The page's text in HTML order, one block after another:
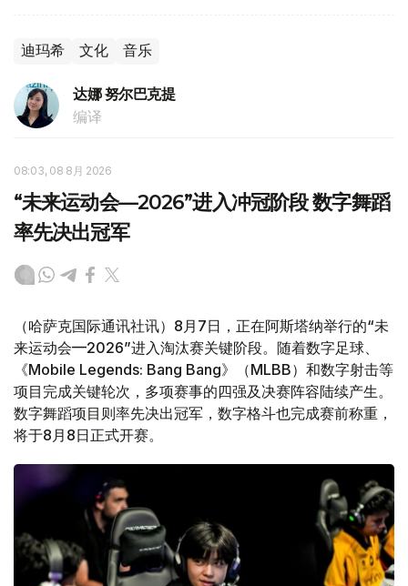
迪玛希 文化 音乐
达娜 努尔巴克提
编译
08:03, 08 8月 2026
“未来运动会—2026”进入冲冠阶段 数字舞蹈
率先决出冠军
（哈萨克国际通讯社讯）8月7日，正在阿斯塔纳举行的“未
来运动会—2026”进入淘汰赛关键阶段。随着数字足球、
《Mobile Legends: Bang Bang》（MLBB）和数字射击等
项目完成关键轮次，多项赛事的四强及决赛阵容陆续产生。
数字舞蹈项目则率先决出冠军，数字格斗也完成赛前称重，
将于8月8日正式开赛。